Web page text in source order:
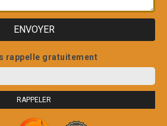
rappelle gratuitement